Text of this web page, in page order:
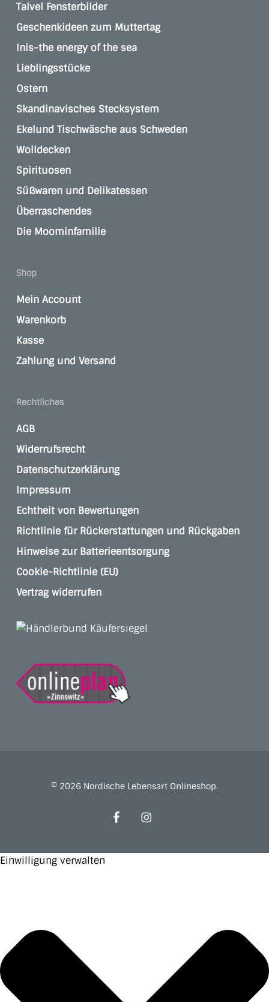
Talvel Fensterbilder
Geschenkideen zum Muttertag
Inis-the energy of the sea
Lieblingsstücke
Ostern
Skandinavisches Stecksystem
Ekelund Tischwäsche aus Schweden
Wolldecken
Spirituosen
Süßwaren und Delikatessen
Überraschendes
Die Moominfamilie
Shop
Mein Account
Warenkorb
Kasse
Zahlung und Versand
Rechtliches
AGB
Widerrufsrecht
Datenschutzerklärung
Impressum
Echtheit von Bewertungen
Richtlinie für Rückerstattungen und Rückgaben
Hinweise zur Batterieentsorgung
Cookie-Richtlinie (EU)
Vertrag widerrufen
© 2026 Nordische Lebensart Onlineshop.
facebookinstagram
Einwilligung verwalten